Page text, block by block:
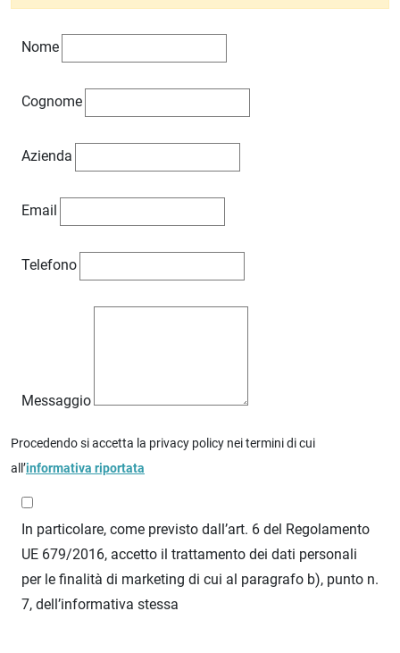
Nome
Cognome
Azienda
Email
Telefono
Messaggio
Procedendo si accetta la privacy policy nei termini di cui
all’informativa riportata
In particolare, come previsto dall’art. 6 del Regolamento
UE 679/2016, accetto il trattamento dei dati personali
per le finalità di marketing di cui al paragrafo b), punto n.
7, dell’informativa stessa